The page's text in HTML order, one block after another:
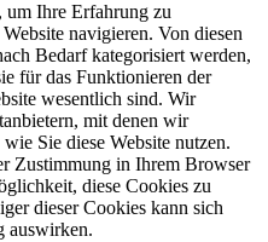
um Ihre Erfahrung zu
navigieren. Von diesen
Bedarf kategorisiert werden,
für das Funktionieren der
wesentlich sind. Wir
mit denen wir
Sie diese Website nutzen.
Zustimmung in Ihrem Browser
diese Cookies zu
dieser Cookies kann sich
auswirken.